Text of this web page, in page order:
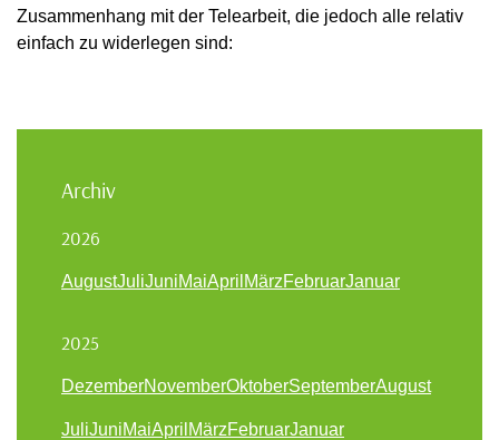
Zusammenhang mit der Telearbeit, die jedoch alle relativ
einfach zu widerlegen sind:
Archiv
2026
AugustJuliJuniMaiApril MärzFebruarJanuar
2025
DezemberNovemberOktoberSeptemberAugust
JuliJuniMaiApril MärzFebruarJanuar